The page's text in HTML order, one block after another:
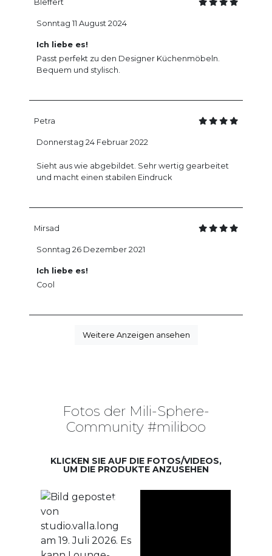
Bleffert
Ich liebe es!
Passt perfekt zu den Designer Küchenmöbeln.
Bequem und stylisch.
Sonntag 11 August 2024
Petra
Sieht aus wie abgebildet. Sehr wertig gearbeitet
und macht einen stabilen Eindruck
Donnerstag 24 Februar 2022
Mirsad
Ich liebe es!
Cool
Sonntag 26 Dezember 2021
Weitere Anzeigen ansehen
Fotos der Mili-Sphere-
Community #miliboo
KLICKEN SIE AUF DIE FOTOS/VIDEOS,
UM DIE PRODUKTE ANZUSEHEN